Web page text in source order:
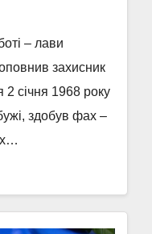
– лави
захисник
2 січня 1968 року
здобув фах –